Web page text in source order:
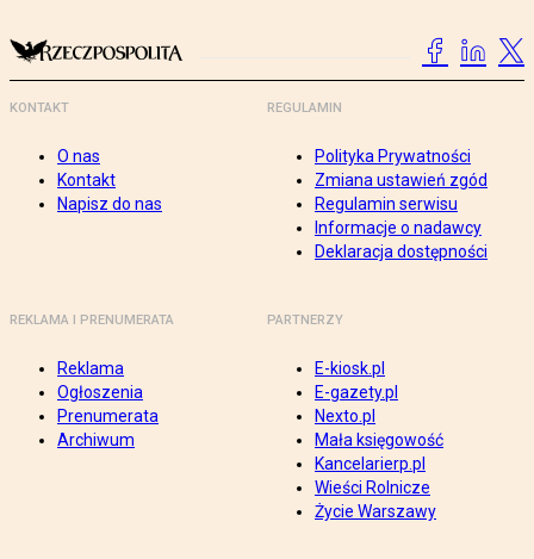
KONTAKT
O nas
Kontakt
Napisz do nas
REGULAMIN
Polityka Prywatności
Zmiana ustawień zgód
Regulamin serwisu
Informacje o nadawcy
Deklaracja dostępności
REKLAMA I PRENUMERATA
Reklama
Ogłoszenia
Prenumerata
Archiwum
PARTNERZY
E-kiosk.pl
E-gazety.pl
Nexto.pl
Mała księgowość
Kancelarierp.pl
Wieści Rolnicze
Życie Warszawy